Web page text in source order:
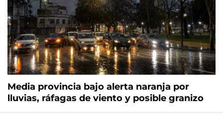
Media provincia bajo alerta naranja por
lluvias, ráfagas de viento y posible granizo